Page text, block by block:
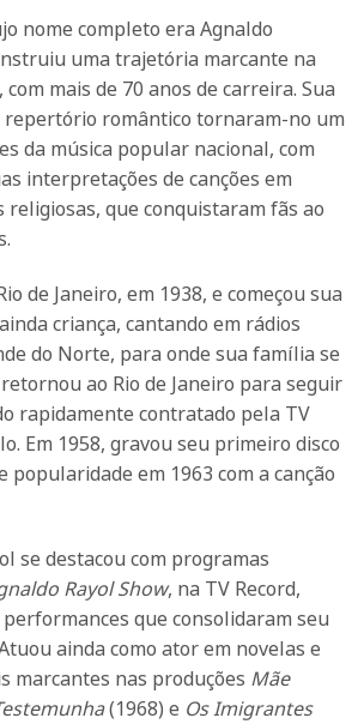
nome completo era Agnaldo
uma trajetória marcante na
mais de 70 anos de carreira. Sua
repertório romântico tornaram-no um
da música popular nacional, com
interpretações de canções em
religiosas, que conquistaram fãs ao
de Janeiro, em 1938, e começou sua
criança, cantando em rádios
do Norte, para onde sua família se
ao Rio de Janeiro para seguir
rapidamente contratado pela TV
Em 1958, gravou seu primeiro disco
popularidade em 1963 com a canção
se destacou com programas
Rayol Show, na TV Record,
que consolidaram seu
ainda como ator em novelas e
marcantes nas produções Mãe
(1968) e Os Imigrantes